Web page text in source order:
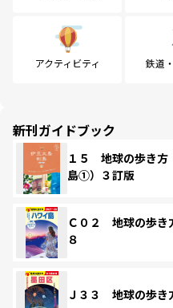
アクティビティ 鉄道
新刊ガイドブック
１５ 地球の歩き
島①）３訂版
Ｃ０２ 地球の歩
８
Ｊ３３ 地球の歩